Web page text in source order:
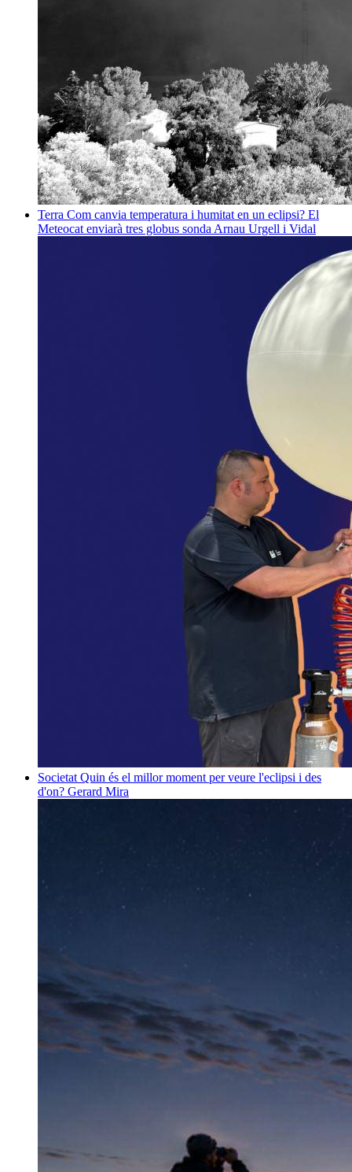
Terra Com canvia temperatura i humitat en un eclipsi? El
Meteocat enviarà tres globus sonda Arnau Urgell i Vidal
Societat Quin és el millor moment per veure l'eclipsi i des
d'on? Gerard Mira